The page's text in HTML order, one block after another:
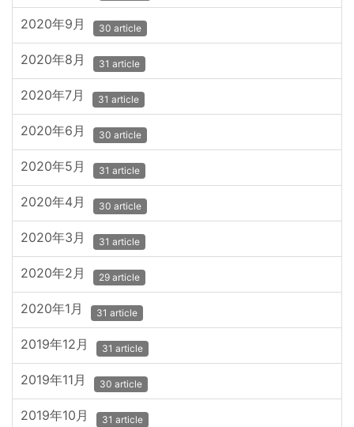
2020年9月 30 article
2020年8月 31 article
2020年7月 31 article
2020年6月 30 article
2020年5月 31 article
2020年4月 30 article
2020年3月 31 article
2020年2月 29 article
2020年1月 31 article
2019年12月 31 article
2019年11月 30 article
2019年10月 31 article